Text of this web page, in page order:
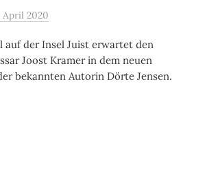
April 2020
auf der Insel Juist erwartet den
Joost Kramer in dem neuen
bekannten Autorin Dörte Jensen.